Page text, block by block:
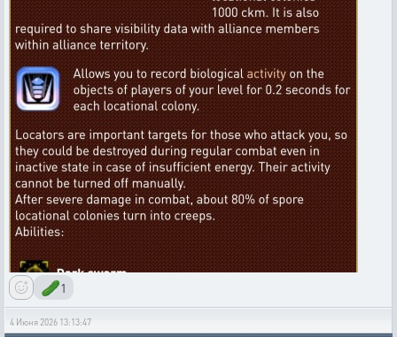
🥒1
4 Июня 2026 13:13:47